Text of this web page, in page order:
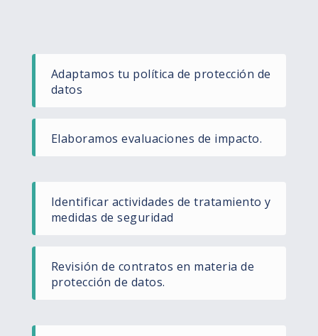
Adaptamos tu política de protección de
datos
Elaboramos evaluaciones de impacto.
Identificar actividades de tratamiento y
medidas de seguridad
Revisión de contratos en materia de
protección de datos.